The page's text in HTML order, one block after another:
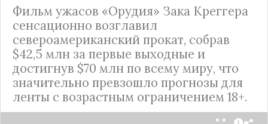
Фильм ужасов «Орудия» Зака Креггера
сенсационно возглавил
североамериканский прокат, собрав
$42,5 млн за первые выходные и
достигнув $70 млн по всему миру, что
значительно превзошло прогнозы для
ленты с возрастным ограничением 18+.